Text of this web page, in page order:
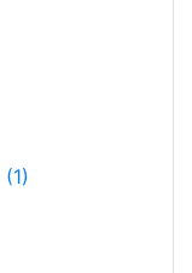
(1)